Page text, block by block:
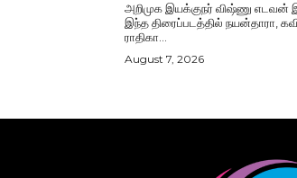
அறிமுக இயக்குநர் விஷ்ணு எடவன்
இந்த திரைப்படத்தில் நயன்தாரா,
ராதிகா...
August 7, 2026